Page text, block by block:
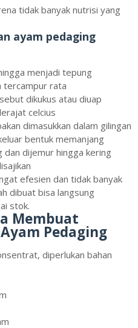
tidak banyak nutrisi yang
ayam pedaging
menjadi tepung
tercampur rata
dikukus atau diuap
celcius
dimasukkan dalam gilingan
bentuk memanjang
dijemur hingga kering
efesien dan tidak banyak
dibuat bisa langsung
stok.
Membuat
Pedaging
diperlukan bahan